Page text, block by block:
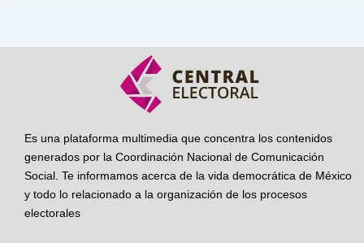
Es una plataforma multimedia que concentra los contenidos
generados por la Coordinación Nacional de Comunicación
Social. Te informamos acerca de la vida democrática de México
y todo lo relacionado a la organización de los procesos
electorales